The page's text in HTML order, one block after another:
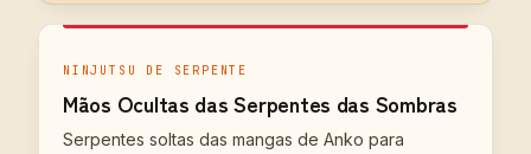
NINJUTSU DE SERPENTE
Mãos Ocultas das Serpentes das Sombras
Serpentes soltas das mangas de Anko para